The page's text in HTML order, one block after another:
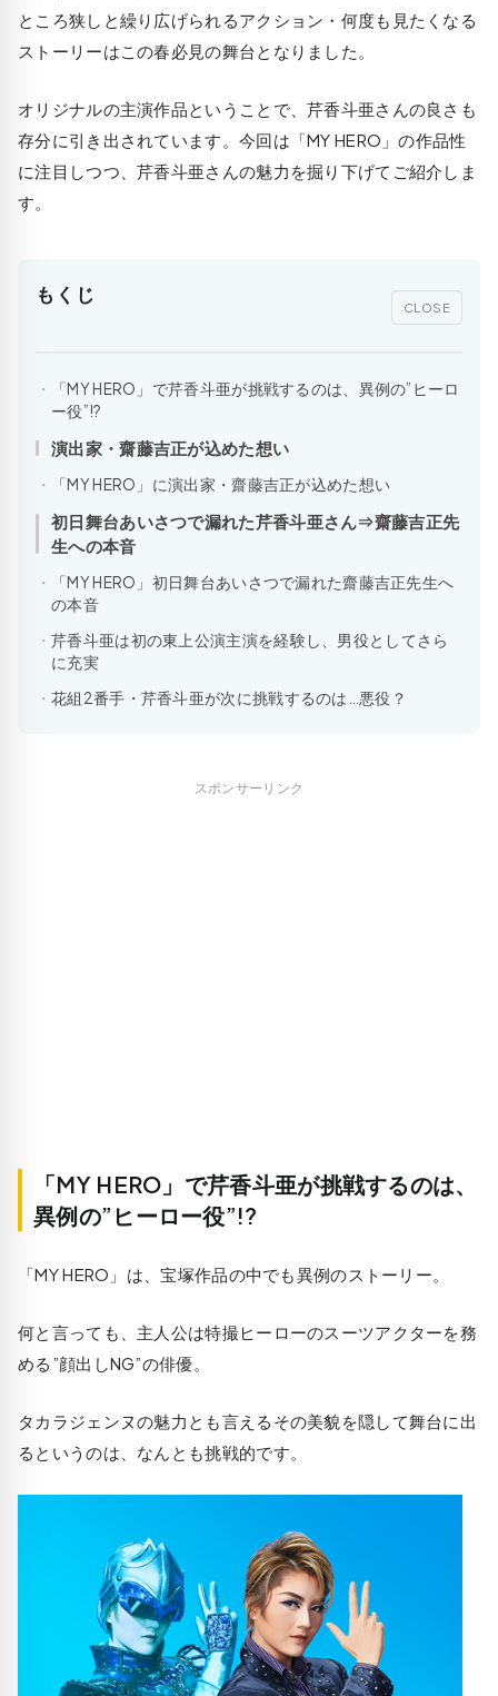
ところ狭しと繰り広げられるアクション・何度も見たくなる
ストーリーはこの春必見の舞台となりました。
オリジナルの主演作品ということで、芹香斗亜さんの良さも
存分に引き出されています。今回は「MY HERO」の作品性
に注目しつつ、芹香斗亜さんの魅力を掘り下げてご紹介しま
す。
もくじ
CLOSE
「MY HERO」で芹香斗亜が挑戦するのは、異例の”ヒーロ
ー役”!?
演出家・齋藤吉正が込めた想い
「MY HERO」に演出家・齋藤吉正が込めた想い
初日舞台あいさつで漏れた芹香斗亜さん⇒齋藤吉正先
生への本音
「MY HERO」初日舞台あいさつで漏れた齋藤吉正先生へ
の本音
芹香斗亜は初の東上公演主演を経験し、男役としてさら
に充実
花組2番手・芹香斗亜が次に挑戦するのは…悪役？
スポンサーリンク
「MY HERO」で芹香斗亜が挑戦するのは、
異例の”ヒーロー役”!?
「MY HERO」は、宝塚作品の中でも異例のストーリー。
何と言っても、主人公は特撮ヒーローのスーツアクターを務
める”顔出しNG”の俳優。
タカラジェンヌの魅力とも言えるその美貌を隠して舞台に出
るというのは、なんとも挑戦的です。